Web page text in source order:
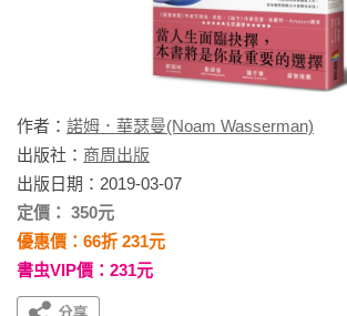
作者： 諾姆．華瑟曼(Noam Wasserman)
出版社： 商周出版
出版日期：2019-03-07
定價： 350元
優惠價：66折 231元
書虫VIP價：231元